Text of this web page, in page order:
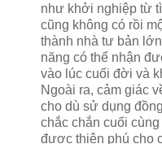
như khởi nghiệp từ
cũng không có rồi
thành nhà tư bản
năng có thể nhận
vào lúc cuối đời và
Ngoài ra, cảm giác
cho dù sử dụng
chắc chắn cuối
được thiên phú cho